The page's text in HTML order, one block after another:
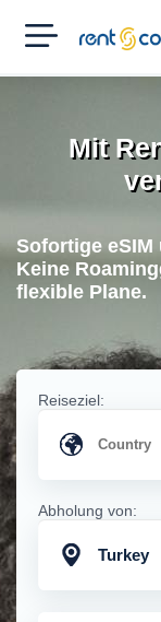
RENT'N
CONNECT
Mit
Sofortige eSIM
Keine
flexible Plane.
Reiseziel:
Abholung von:
Turkey